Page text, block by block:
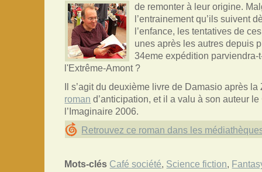
de remonterà leur origine.
l’entrainement qu’ils suivent
l’enfance, les tentatives de
unes après les autres depuis
34eme expédition
l'Extrême-Amont ?
Il s’agit du deuxième livre de Damasio après
roman d’anticipation, et il a valu à son auteur
l’Imaginaire 2006.
Retrouvez ce roman dans les
Mots-clés Café société, Science fiction,